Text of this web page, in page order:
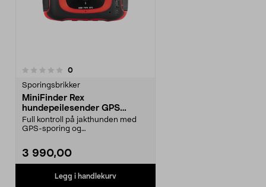
0anmeldelser
Sporingsbrikker
MiniFinder Rex
hundepeilesender GPS
tracker jakt, GSEMFR
Full kontroll på jakthunden med
GPS-sporing og
3 990,00
Legg i handlekurv